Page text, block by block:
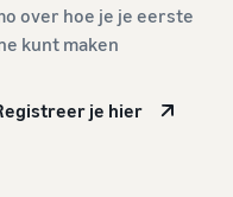
over hoe je je eerste
kunt maken
je hier